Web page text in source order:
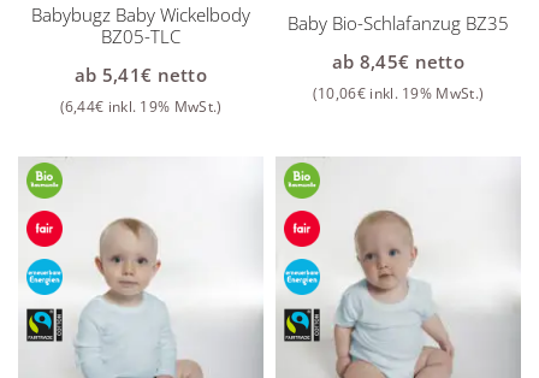
Babybugz Baby Wickelbody
BZ05-TLC
ab 5,41€ netto
(6,44€ inkl. 19% MwSt.)
Baby Bio-Schlafanzug BZ35
ab 8,45€ netto
(10,06€ inkl. 19% MwSt.)